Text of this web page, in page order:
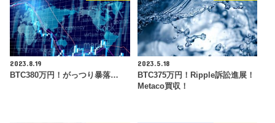
2023.8.19
BTC380万円！がっつり暴落…
2023.5.18
BTC375万円！Ripple訴訟進展！
Metaco買収！